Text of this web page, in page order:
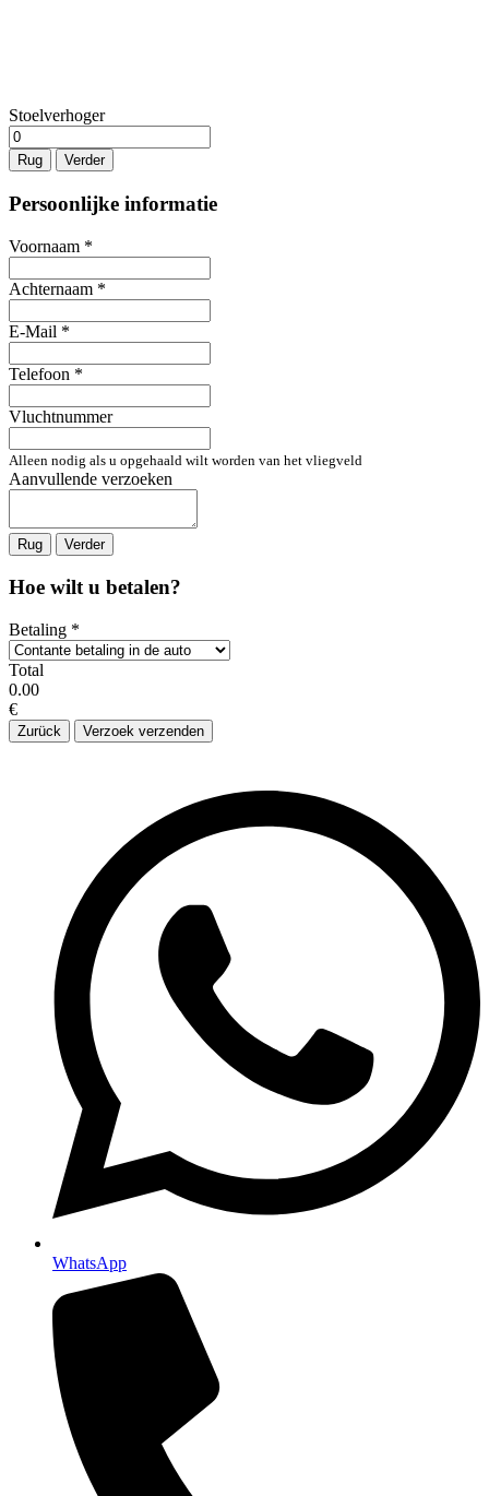
Stoelverhoger
Rug Verder
Persoonlijke informatie
Voornaam *
Achternaam *
E-Mail *
Telefoon *
Vluchtnummer
Alleen nodig als u opgehaald wilt worden van het vliegveld
Aanvullende verzoeken
Rug Verder
Hoe wilt u betalen?
Betaling *
Total
0.00
€
Zurück Verzoek verzenden
WhatsApp